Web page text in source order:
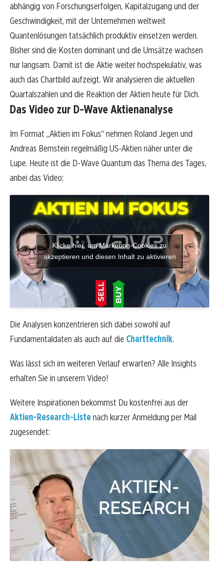
abhängig von Forschungserfolgen, Kapitalzugang und der
Geschwindigkeit, mit der Unternehmen weltweit
Quantenlösungen tatsächlich produktiv einsetzen werden.
Bisher sind die Kosten dominant und die Umsätze wachsen
nur langsam. Damit ist die Aktie weiter hochspekulativ, was
auch das Chartbild aufzeigt. Wir analysieren die aktuellen
Quartalszahlen und die Reaktion der Aktien heute für Dich.
Das Video zur D-Wave Aktienanalyse
Im Format „Aktien im Fokus“ nehmen Roland Jegen und
Andreas Bernstein regelmäßig US-Aktien näher unter die
Lupe. Heute ist die D-Wave Quantum das Thema des Tages,
anbei das Video:
Klicke hier, um Marketing-Cookies zu
akzeptieren und diesen Inhalt zu aktivieren
Die Analysen konzentrieren sich dabei sowohl auf
Fundamentaldaten als auch auf die Charttechnik.
Was lässt sich im weiteren Verlauf erwarten? Alle Insights
erhalten Sie in unserem Video!
Weitere Inspirationen bekommst Du kostenfrei aus der
Aktien-Research-Listenach kurzer Anmeldung per Mail
zugesendet: